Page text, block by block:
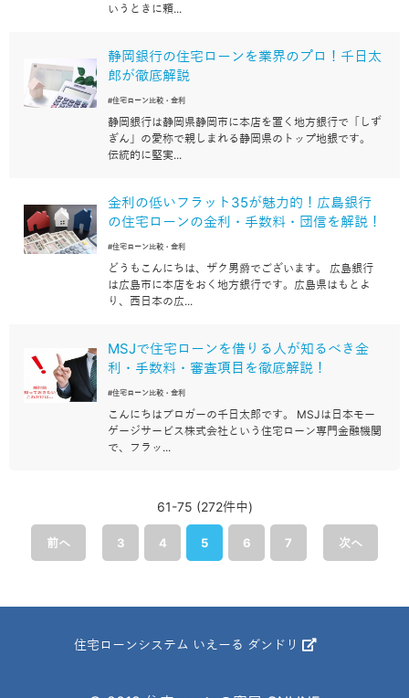
いうときに頼...
静岡銀行の住宅ローンを業界のプロ！千日太
郎が徹底解説
#住宅ローン比較・金利
静岡銀行は静岡県静岡市に本店を置く地方銀行で「しず
ぎん」の愛称で親しまれる静岡県のトップ地銀です。
伝統的に堅実...
金利の低いフラット35が魅力的！広島銀行
の住宅ローンの金利・手数料・団信を解説！
#住宅ローン比較・金利
どうもこんにちは、ザク男爵でございます。 広島銀行
は広島市に本店をおく地方銀行です。広島県はもとよ
り、西日本の広...
MSJで住宅ローンを借りる人が知るべき金
利・手数料・審査項目を徹底解説！
#住宅ローン比較・金利
こんにちはブロガーの千日太郎です。 MSJは日本モー
ゲージサービス株式会社という住宅ローン専門金融機関
で、フラッ...
61-75 (272件中)
前へ 3 4 5 6 7 次へ
住宅ローンシステム いえーる ダンドリ